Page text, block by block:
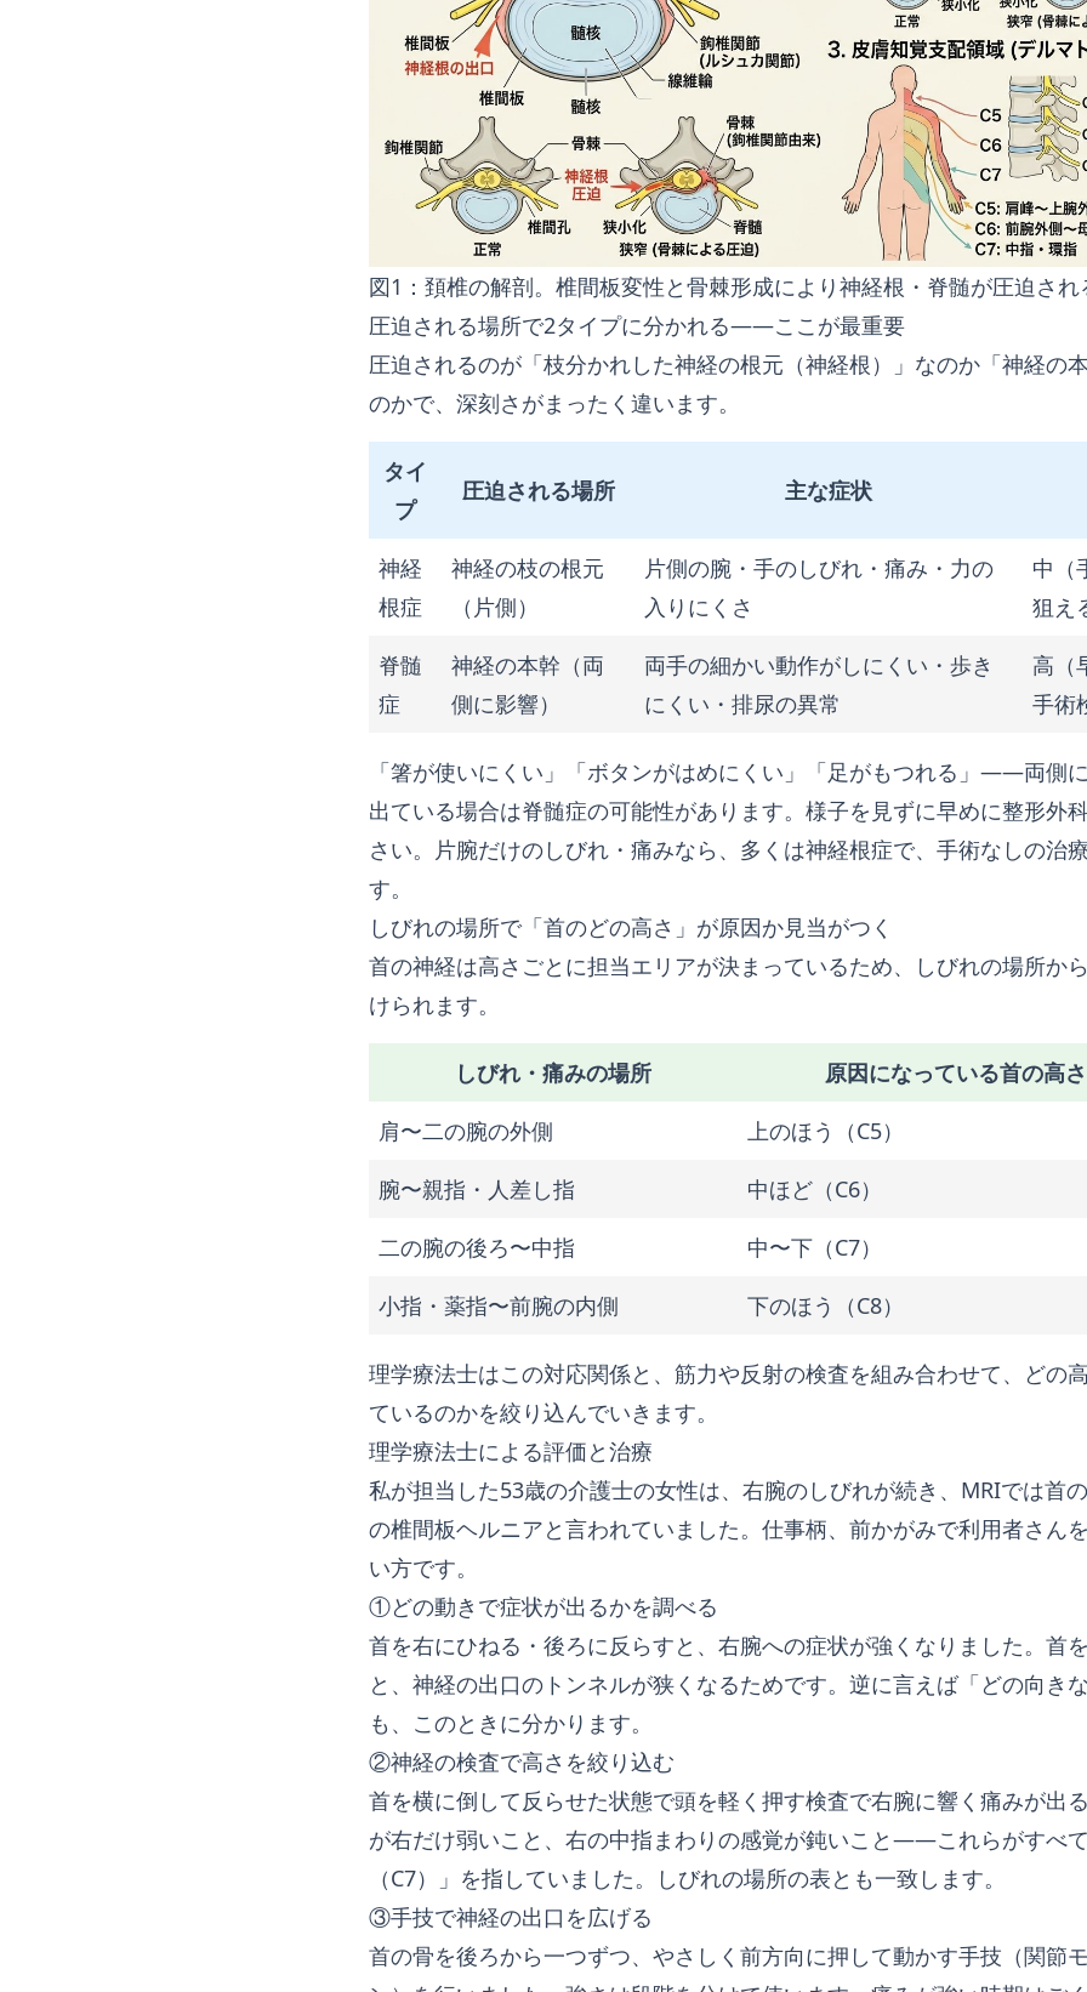
図1：頚椎の解剖。椎間板変性と骨棘形成により神経根・脊髄が圧迫され
圧迫される場所で2タイプに分かれる——ここが最重要
圧迫されるのが「枝分かれした神経の根元（神経根）」なのか「神経の
のかで、深刻さがまったく違います。
タイ
プ
圧迫される場所 主な症状
神経
根症
神経の枝の根元
（片側）
片側の腕・手のしびれ・痛み・力の
入りにくさ
中（
狙え
脊髄
症
神経の本幹（両
側に影響）
両手の細かい動作がしにくい・歩き
にくい・排尿の異常
高（
手術
「箸が使いにくい」「ボタンがはめにくい」「足がもつれる」——両側
出ている場合は脊髄症の可能性があります。様子を見ずに早めに整形外
さい。片腕だけのしびれ・痛みなら、多くは神経根症で、手術なしの治
す。
しびれの場所で「首のどの高さ」が原因か見当がつく
首の神経は高さごとに担当エリアが決まっているため、しびれの場所か
けられます。
しびれ・痛みの場所
原因になっている首の高
肩〜二の腕の外側
上のほう（C5）
腕〜親指・人差し指
中ほど（C6）
二の腕の後ろ〜中指
中〜下（C7）
小指・薬指〜前腕の内側
下のほう（C8）
理学療法士はこの対応関係と、筋力や反射の検査を組み合わせて、どの
ているのかを絞り込んでいきます。
理学療法士による評価と治療
私が担当した53歳の介護士の女性は、右腕のしびれが続き、MRIでは首
の椎間板ヘルニアと言われていました。仕事柄、前かがみで利用者さん
い方です。
①どの動きで症状が出るかを調べる
首を右にひねる・後ろに反らすと、右腕への症状が強くなりました。首
と、神経の出口のトンネルが狭くなるためです。逆に言えば「どの向き
も、このときに分かります。
②神経の検査で高さを絞り込む
首を横に倒して反らせた状態で頭を軽く押す検査で右腕に響く痛みが出
が右だけ弱いこと、右の中指まわりの感覚が鈍いこと——これらがすべ
（C7）」を指していました。しびれの場所の表とも一致します。
③手技で神経の出口を広げる
首の骨を後ろから一つずつ、やさしく前方向に押して動かす手技（関節